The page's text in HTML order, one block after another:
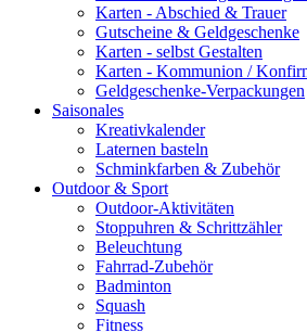
Karten - Abschied & Trauer
Gutscheine & Geldgeschenke
Karten - selbst Gestalten
Karten - Kommunion /
Geldgeschenke-Verpackungen
Saisonales
Kreativkalender
Laternen basteln
Schminkfarben & Zubehör
Outdoor & Sport
Outdoor-Aktivitäten
Stoppuhren & Schrittzähler
Beleuchtung
Fahrrad-Zubehör
Badminton
Squash
Fitness